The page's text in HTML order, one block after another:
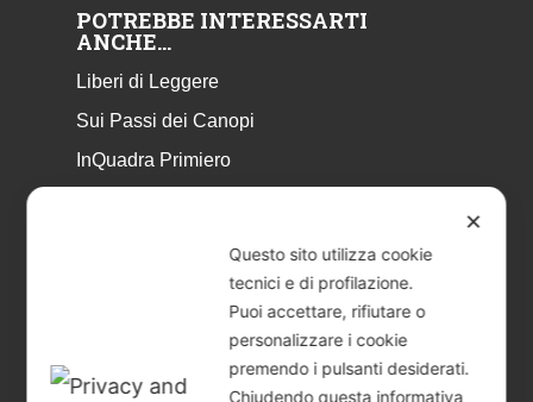
POTREBBE INTERESSARTI
ANCHE…
Liberi di Leggere
Sui Passi dei Canopi
InQuadra Primiero
Libretto Eventi – estate 2026
✕
Questo sito utilizza cookie
tecnici e di profilazione.
Puoi accettare, rifiutare o
personalizzare i cookie
premendo i pulsanti desiderati.
Chiudendo questa informativa